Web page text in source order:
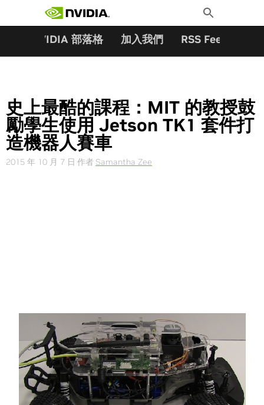
Toggle
Search
NVIDIA 部落格 加入我們 RSS Feeds
史上最酷的課程：MIT 的教授鼓
勵學生使用 Jetson TK1 套件打
造機器人賽車
2015 年 10 月 7 日 作者 Samantha Zee